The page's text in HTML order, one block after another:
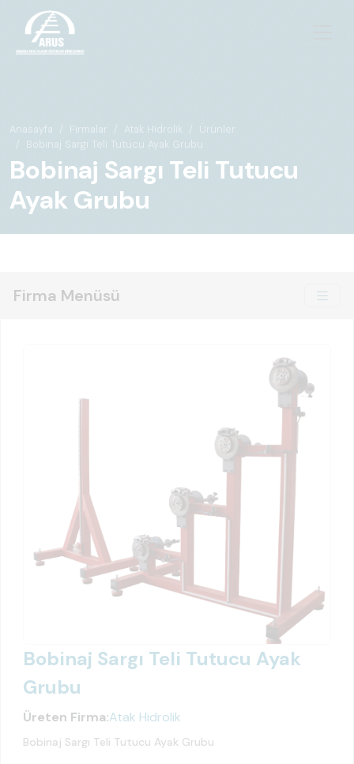
Anasayfa Firmalar Atak Hidrolik
Ürünler
Bobinaj Sargı Teli Tutucu Ayak Grubu
Bobinaj Sargı Teli Tutucu
Ayak Grubu
Firma Menüsü
Bobinaj Sargı Teli Tutucu Ayak
Grubu
Üreten Firma:Atak Hidrolik
Bobinaj Sargı Teli Tutucu Ayak Grubu